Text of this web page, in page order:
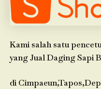
Kami salah satu
yang Jual Daging Sapi
di